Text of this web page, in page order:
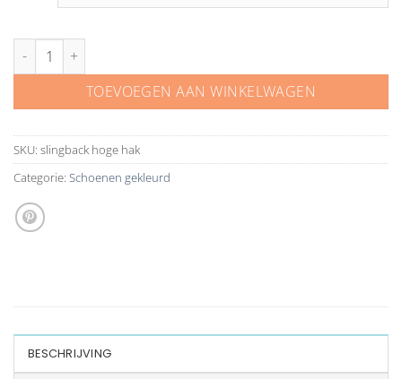
Zwarte pumps slingback aantal
TOEVOEGEN AAN WINKELWAGEN
SKU: slingback hoge hak
Categorie: Schoenen gekleurd
BESCHRIJVING